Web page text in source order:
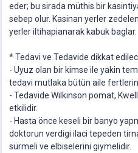
eder; bu sirada müthis bir
sebep olur. Kasinan yerler
yerler iltihapianarak kabuk baglar.
* Tedavi ve Tedavide dikkat
- Uyuz olan bir kimse ile yakin
tedavi mutlaka bütün aile
- Tedavide Wilkinson pomat,
etkilidir.
- Hasta önce keseli bir banyo
doktorun verdigi ilaci tepeden
sürmeli ve elbiselerini giymelidir.